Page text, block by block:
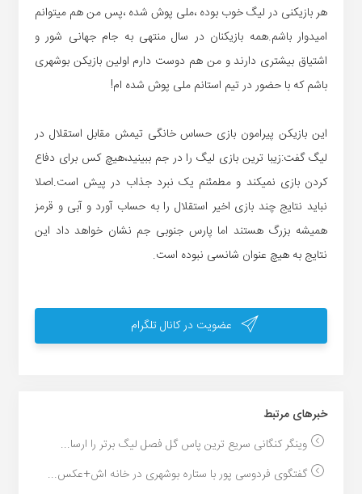
هر بازیکنی در لیگ خوب بوده ،ملی پوش شده ،پس من هم میتوانم
امیدوار باشم.همه بازیکنان در سال منتهی به جام جهانی شور و
اشتیاق بیشتری دارند و من هم دوست دارم اولین بازیکن بوشهری
باشم که با حضور در تیم استانم ملی پوش شده ام!
این بازیکن پیرامون بازی حساس خانگی تیمش مقابل استقلال در
لیگ گفت:زیبا ترین بازی لیگ را در جم ببینید،هیچ کس برای دفاع
کردن بازی نمیکند و مطمئنم یک نبرد جذاب در پیش است.اصلا
نباید نتایج چند بازی اخیر استقلال را به حساب آورد و آبی و قرمز
همیشه بزرگ هستند اما پارس جنوبی جم نشان خواهد داد این
نتایج به هیچ عنوان شانسی نبوده است.
عضویت در کانال تلگرام
خبر‌های مرتبط
وینگر کنگانی سریع ترین پاس گل فصل لیگ برتر را ارسا...
گفتگوی فردوسی پور با ستاره بوشهری در خانه اش+عکس...